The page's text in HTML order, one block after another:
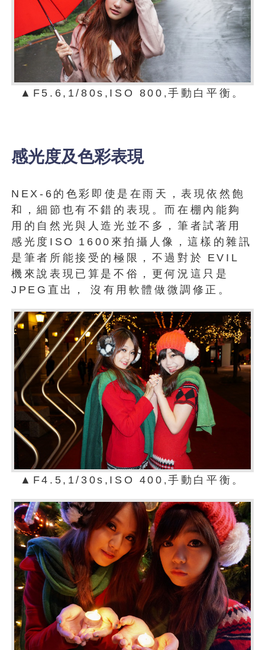
▲F5.6,1/80s,ISO 800 ,手動白平衡。
感光度及色彩表現
NEX-6的色彩即使是在雨天，表現依然飽
和，細節也有不錯的表現。而在棚內能夠
用的自然光與人造光並不多，筆者試著用
感光度ISO
1600來拍攝人像，這樣的雜訊
是筆者所能接受的極限，不過對於 EVIL
機來說表現已算是不俗，更何況這只是
JPEG直出，
沒有用軟體做微調修正。
▲F4.5,1/30s,ISO 400 ,手動白平衡。